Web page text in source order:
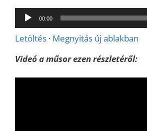
Audió
lejátszó
00:00
Letöltés · Megnyitás új ablakban
Videó a műsor ezen részletéről: